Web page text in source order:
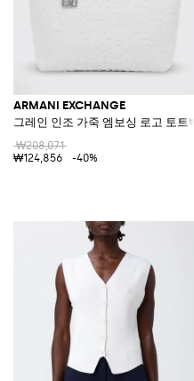
ARMANI EXCHANGE
그레인 인조 가죽 엠보싱 로고 토트백
₩208,071
₩124,856
-40%